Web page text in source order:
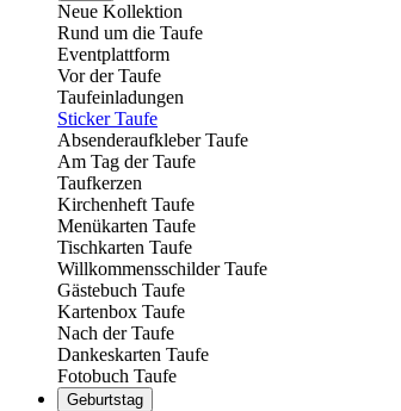
Neue Kollektion
Rund um die Taufe
Eventplattform
Vor der Taufe
Taufeinladungen
Sticker Taufe
Absenderaufkleber Taufe
Am Tag der Taufe
Taufkerzen
Kirchenheft Taufe
Menükarten Taufe
Tischkarten Taufe
Willkommensschilder Taufe
Gästebuch Taufe
Kartenbox Taufe
Nach der Taufe
Dankeskarten Taufe
Fotobuch Taufe
Geburtstag